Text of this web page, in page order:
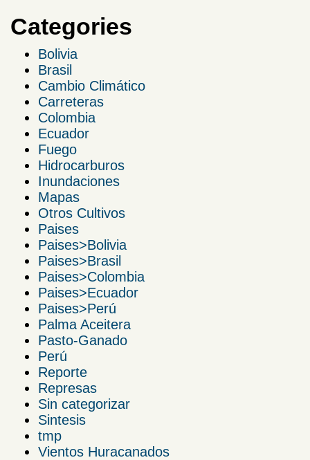
Categories
Bolivia
Brasil
Cambio Climático
Carreteras
Colombia
Ecuador
Fuego
Hidrocarburos
Inundaciones
Mapas
Otros Cultivos
Paises
Paises>Bolivia
Paises>Brasil
Paises>Colombia
Paises>Ecuador
Paises>Perú
Palma Aceitera
Pasto-Ganado
Perú
Reporte
Represas
Sin categorizar
Sintesis
tmp
Vientos Huracanados